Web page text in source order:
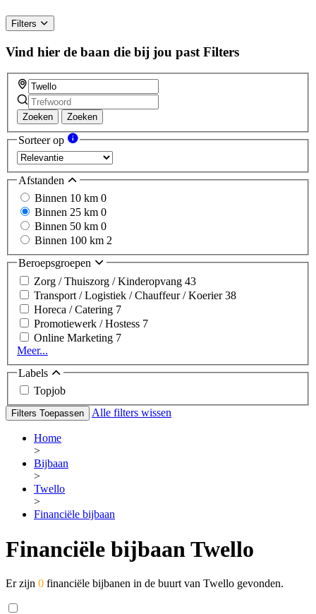
Filters
Vind hier de baan die bij jou past Filters
Zoeken Zoeken
Sorteer op
Afstanden
Binnen 10 km 0
Binnen 25 km 0
Binnen 50 km 0
Binnen 100 km 2
Beroepsgroepen
Zorg / Thuiszorg / Kinderopvang 43
Transport / Logistiek / Chauffeur / Koerier38
Horeca / Catering 7
Promotiewerk / Hostess 7
Online Marketing 7
Meer...
Labels
Topjob
Filters Toepassen Alle filters wissen
Home
>
Bijbaan
>
Twello
>
Financiële bijbaan
Financiële bijbaan Twello
Er zijn 0 financiële bijbanen in de buurt van Twello gevonden.